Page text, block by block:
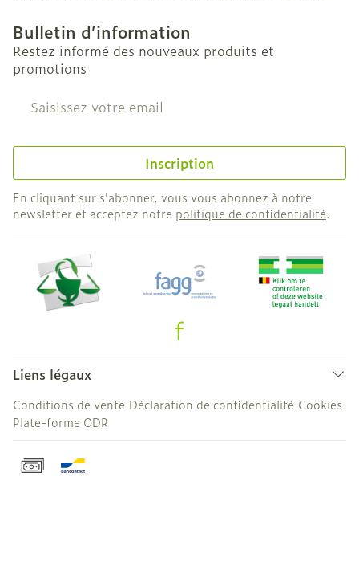
Bulletin d’information
Restez informé des nouveaux produits et
promotions
Adresse mail
Inscription
En cliquant sur s'abonner, vous vous abonnez à notre
newsletter et acceptez notre politique de confidentialité.
Liens légaux
Conditions de vente Déclaration de confidentialité Cookies
Plate-forme ODR